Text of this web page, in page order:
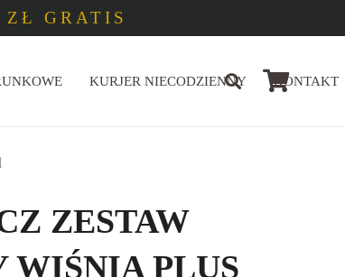
ZŁ GRATIS
KURJER NIECODZIENNY KONTAKT
ZESTAW
WIŚNIA PLUS